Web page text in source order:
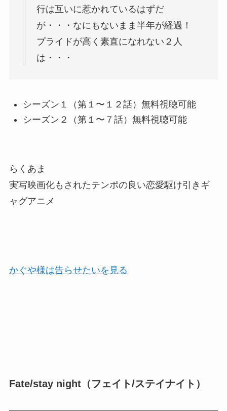
行は互いに惹かれているはずだ
が・・・なにもないまま半年が経過！
プライドが高く素直になれない２人
は・・・
シーズン１（第１〜１２話）無料視聴可能
シーズン２（第１〜７話）無料視聴可能
らくあま
実写映画化もされたテンポの良い恋愛駆け引きギ
ャグアニメ
かぐや様は告らせたいを見る
Fate/stay night（フェイト/ステイナイト）